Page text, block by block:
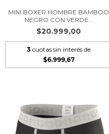
MINI BOXER HOMBRE BAMBOO
NEGRO CON VERDE...
$20.999,00
3 cuotas sin interés de
$6.999,67